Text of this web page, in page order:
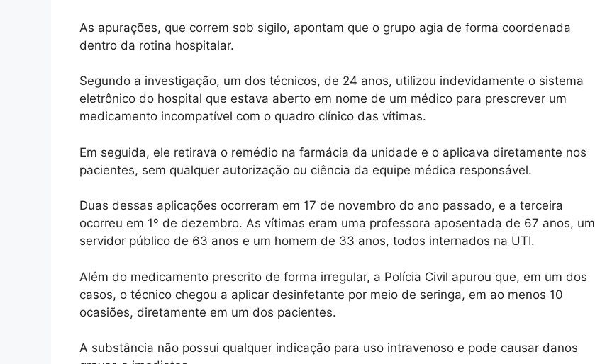
As apurações, que correm sob sigilo, apontam que o grupo agia de forma coordenada
dentro da rotina hospitalar.
Segundo a investigação, um dos técnicos, de 24 anos, utilizou indevidamente o sistema
eletrônico do hospital que estava aberto em nome de um médico para prescrever um
medicamento incompatível com o quadro clínico das vítimas.
Em seguida, ele retirava o remédio na farmácia da unidade e o aplicava diretamente nos
pacientes, sem qualquer autorização ou ciência da equipe médica responsável.
Duas dessas aplicações ocorreram em 17 de novembro do ano passado, e a terceira
ocorreu em 1º de dezembro. As vítimas eram uma professora aposentada de 67 anos, um
servidor público de 63 anos e um homem de 33 anos, todos internados na UTI.
Além do medicamento prescrito de forma irregular, a Polícia Civil apurou que, em um dos
casos, o técnico chegou a aplicar desinfetante por meio de seringa, em ao menos 10
ocasiões, diretamente em um dos pacientes.
A substância não possui qualquer indicação para uso intravenoso e pode causar danos